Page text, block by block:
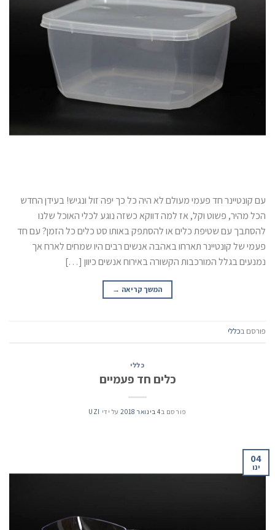
עם קונטיינר חד פעמי מעולם לא היה כל כך יפה זול ונגיש! בעידן החדש
הכל מהיר, פשוט וקל, אז למה דווקא כשזה נוגע לכלי האוכל שלנו
להסתבך עם שטיפת כלים או להסתפק באותו סט כלים כל הזמן? עם חד
פעמי של קונטיינר תארחו באהבה אנשים רבים היו שמחים לארח אך
נמנעים בגלל המורכבות הקשורה באירוח אנשים כיוון […]
המשך קריאה →
פורסם בכללי
כללי
כלים חד פעמיים
פורסם ב4 בינואר 2018 על ידי UZI
04
ינו